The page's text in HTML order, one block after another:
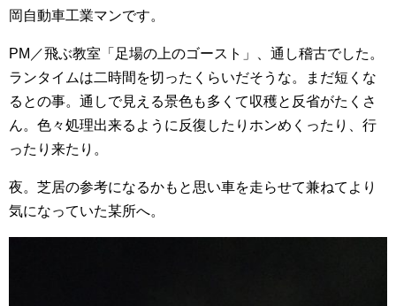
岡自動車工業マンです。
PM／飛ぶ教室「足場の上のゴースト」、通し稽古でした。
ランタイムは二時間を切ったくらいだそうな。まだ短くな
るとの事。通しで見える景色も多くて収穫と反省がたくさ
ん。色々処理出来るように反復したりホンめくったり、行
ったり来たり。
夜。芝居の参考になるかもと思い車を走らせて兼ねてより
気になっていた某所へ。